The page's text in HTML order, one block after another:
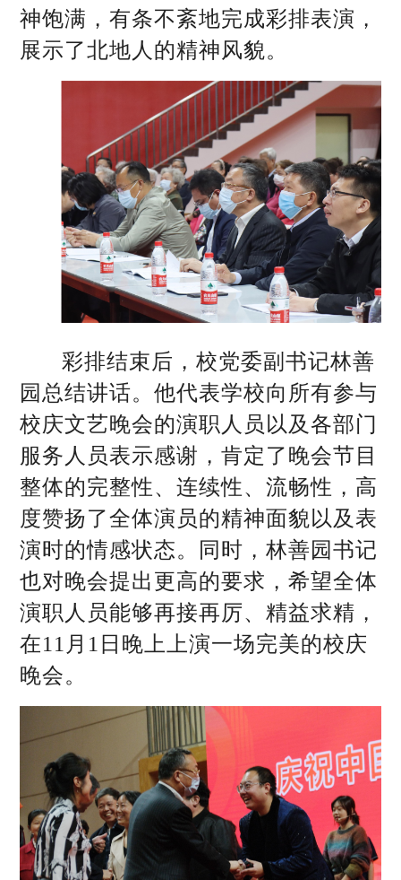
神饱满，有条不紊地完成彩排表演，
展示了北地人的精神风貌。
彩排结束后，校党委副书记林善
园总结讲话。他代表学校向所有参与
校庆文艺晚会的演职人员以及各部门
服务人员表示感谢，肯定了晚会节目
整体的完整性、连续性、流畅性，高
度赞扬了全体演员的精神面貌以及表
演时的情感状态。同时，林善园书记
也对晚会提出更高的要求，希望全体
演职人员能够再接再厉、精益求精，
在11月1日晚上上演一场完美的校庆
晚会。